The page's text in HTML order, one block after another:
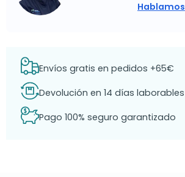
Hablamos
Envíos gratis en pedidos +65€
Devolución en 14 días laborables
Pago 100% seguro garantizado